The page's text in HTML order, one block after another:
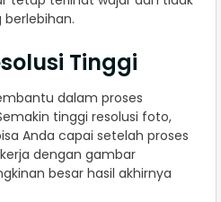
Tinggi
dalam proses
tinggi resolusi foto,
Anda capai setelah proses
dengan gambar
besar hasil akhirnya